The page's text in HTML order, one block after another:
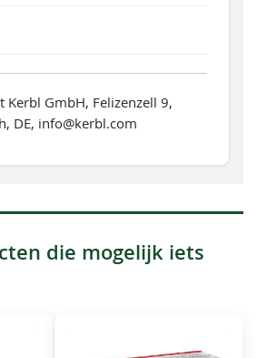
Kerbl GmbH, Felizenzell 9,
DE, info@kerbl.com
die mogelijk iets